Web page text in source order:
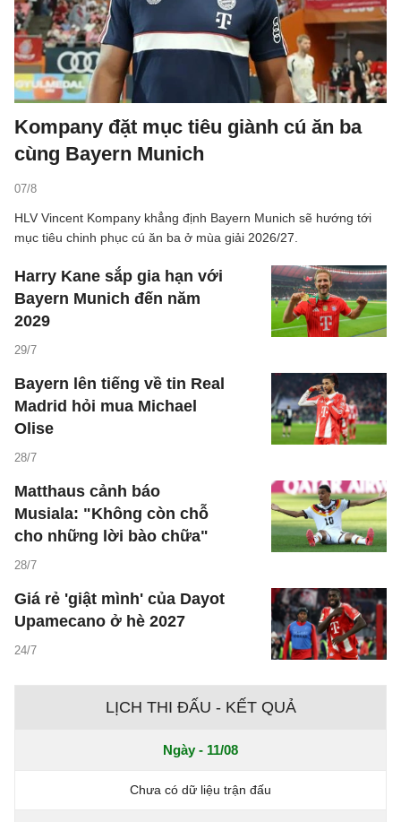
Kompany đặt mục tiêu giành cú ăn ba
cùng Bayern Munich
07/8
HLV Vincent Kompany khẳng định Bayern Munich sẽ hướng tới
mục tiêu chinh phục cú ăn ba ở mùa giải 2026/27.
Harry Kane sắp gia hạn với
Bayern Munich đến năm
2029
29/7
Bayern lên tiếng về tin Real
Madrid hỏi mua Michael
Olise
28/7
Matthaus cảnh báo
Musiala: "Không còn chỗ
cho những lời bào chữa"
28/7
Giá rẻ 'giật mình' của Dayot
Upamecano ở hè 2027
24/7
LỊCH THI ĐẤU - KẾT QUẢ
Ngày - 11/08
Chưa có dữ liệu trận đấu